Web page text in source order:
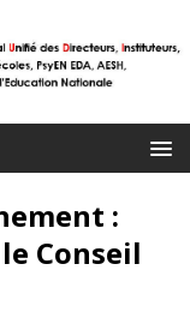
:
Conseil